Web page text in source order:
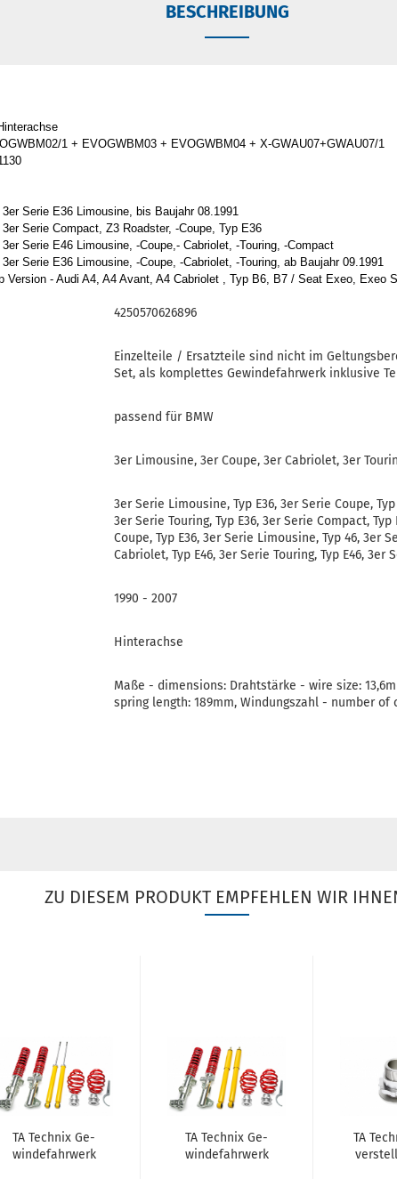
BESCHREIBUNG
1 + EVOGWBM03 + EVOGWBM04 + X-GWAU07+GWAU07/1
Serie E36 Limousine, bis Baujahr 08.1991
Serie Compact, Z3 Roadster, -Coupe, Typ E36
Serie E46 Limousine, -Coupe,- Cabriolet, -Touring, -Compact
Serie E36 Limousine, -Coupe, -Cabriolet, -Touring, ab Baujahr 09.1991
Version - Audi A4, A4 Avant, A4 Cabriolet , Typ B6, B7 / Seat Exeo, Exeo
4250570626896
Einzelteile / Ersatzteile sind nicht im
Set, als komplettes Gewindefahrwerk inklusive
passend für BMW
3er Limousine, 3er Coupe, 3er Cabriolet, 3er
3er Serie Limousine, Typ E36, 3er Serie Coupe,
3er Serie Touring, Typ E36, 3er Serie Compact, Typ
Coupe, Typ E36, 3er Serie Limousine, Typ 46, 3er
Cabriolet, Typ E46, 3er Serie Touring, Typ E46, 3er
1990 - 2007
Hinterachse
Maße - dimensions: Drahtstärke - wire size:
spring length: 189mm, Windungszahl - number of
ZU DIESEM PRODUKT EMPFEHLEN WIR
TA Tech­nix Ge­
win­de­fahr­werk
TA Tech­nix Ge­
win­de­fahr­werk
TA